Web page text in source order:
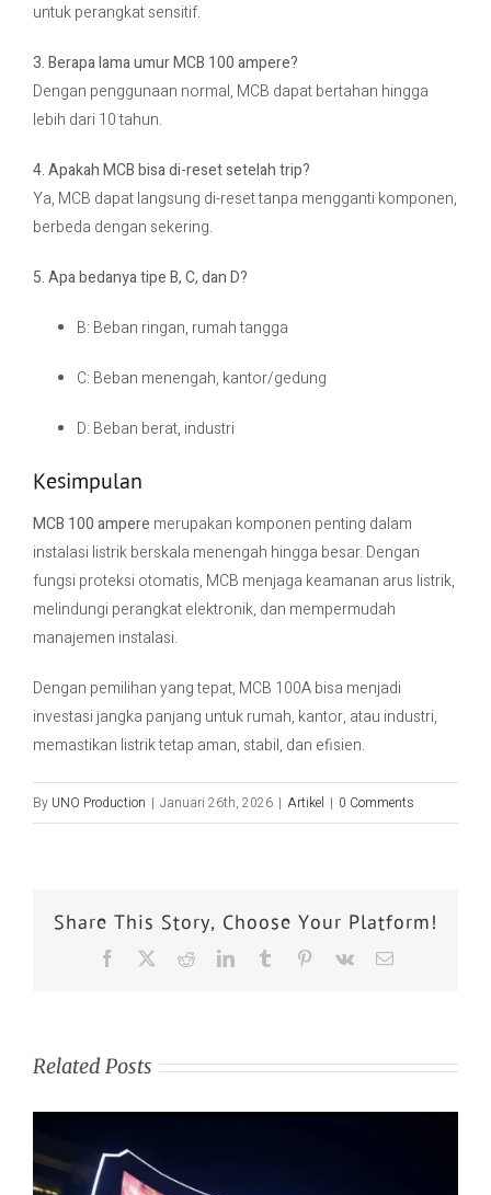
untuk perangkat sensitif.
3. Berapa lama umur MCB 100 ampere?
Dengan penggunaan normal, MCB dapat bertahan hingga
lebih dari 10 tahun.
4. Apakah MCB bisa di-reset setelah trip?
Ya, MCB dapat langsung di-reset tanpa mengganti komponen,
berbeda dengan sekering.
5. Apa bedanya tipe B, C, dan D?
B: Beban ringan, rumah tangga
C: Beban menengah, kantor/gedung
D: Beban berat, industri
Kesimpulan
MCB 100 ampere merupakan komponen penting dalam
instalasi listrik berskala menengah hingga besar. Dengan
fungsi proteksi otomatis, MCB menjaga keamanan arus listrik,
melindungi perangkat elektronik, dan mempermudah
manajemen instalasi.
Dengan pemilihan yang tepat, MCB 100A bisa menjadi
investasi jangka panjang untuk rumah, kantor, atau industri,
memastikan listrik tetap aman, stabil, dan efisien.
By UNO Production | Januari 26th, 2026 | Artikel | 0 Comments
Share This Story, Choose Your Platform!
Related Posts